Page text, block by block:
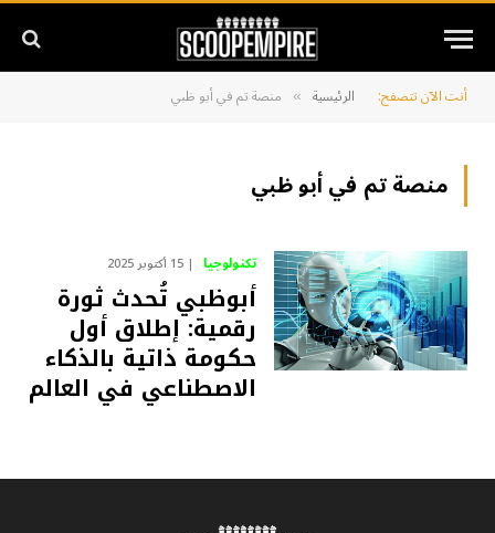
أنت الآن تتصفح: الرئيسية » منصة تم في أبو ظبي
منصة تم في أبو ظبي
تكنولوجيا 15 أكتوبر 2025
أبوظبي تُحدث ثورة
رقمية: إطلاق أول
حكومة ذاتية بالذكاء
الاصطناعي في العالم